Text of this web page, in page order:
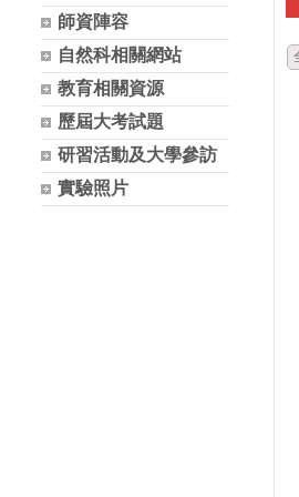
師資陣容
自然科相關網站
教育相關資源
歷屆大考試題
研習活動及大學參訪
實驗照片